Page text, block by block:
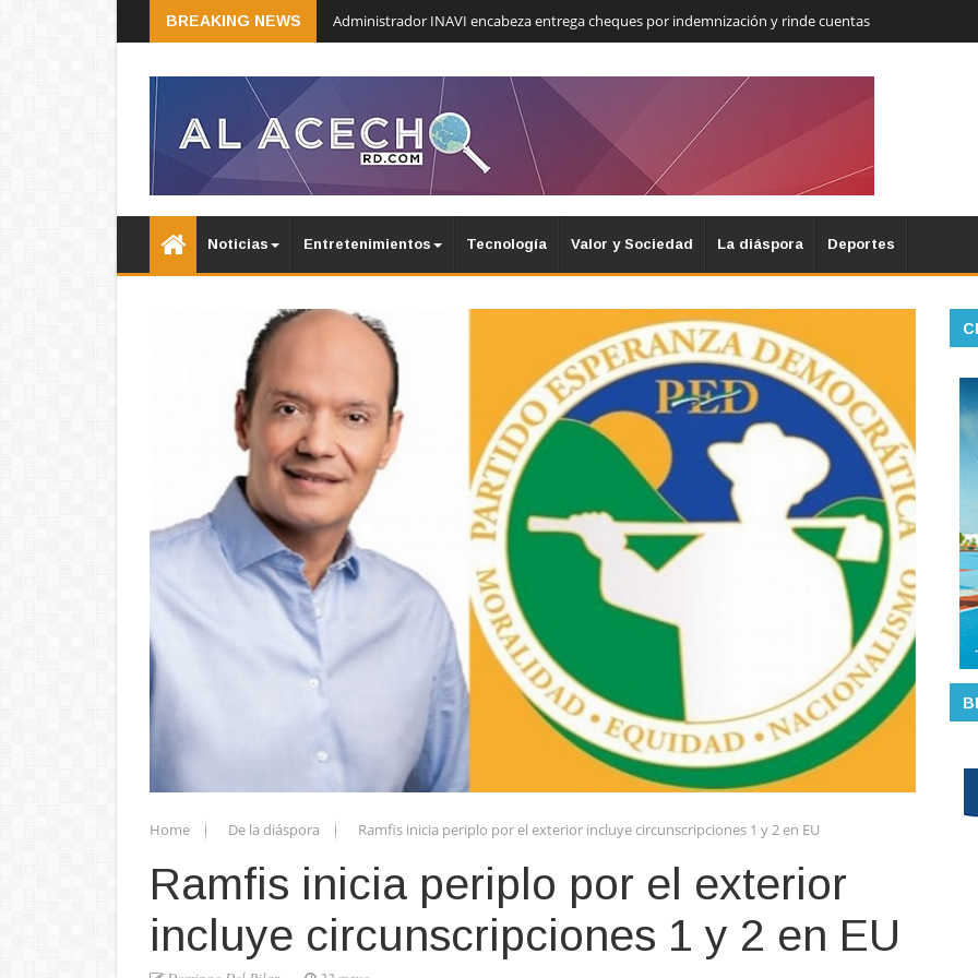
BREAKING NEWS Administrador INAVI encabeza entrega cheques por indemnización y rinde cuentas
Noticias Entretenimientos Tecnología Valor y Sociedad La diáspora Deportes
Home De la diáspora Ramfis inicia periplo por el exterior incluye circunscripciones 1 y 2 en EU
Ramfis inicia periplo por el exterior
incluye circunscripciones 1 y 2 en EU